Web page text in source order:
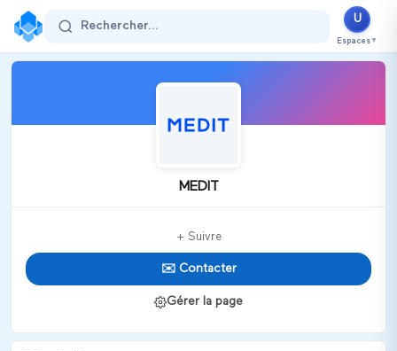
Rechercher...
U
Espaces ▼
MEDIT
+ Suivre
✉️ Contacter
Gérer la page